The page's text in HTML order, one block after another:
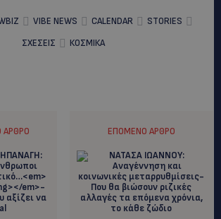
VIBE NEWS CALENDAR
STORIES
ΣΧΕΣΕΙΣ
ΚΟΣΜΙΚΑ
ΆΡΘΡΟ ΕΠΌΜΕΝΟ ΆΡΘΡΟ